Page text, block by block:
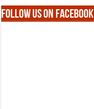
Follow us on Facebook